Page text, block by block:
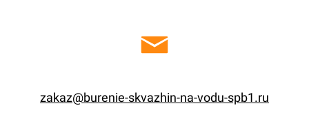
zakaz@burenie-skvazhin-na-vodu-spb1.ru